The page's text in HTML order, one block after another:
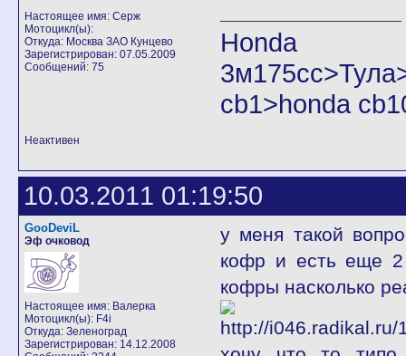
Настоящее имя: Серж
Мотоцикл(ы):
Откуда: Москва ЗАО Кунцево
Зарегистрирован: 07.05.2009
Сообщений: 75
cb1>honda
Неактивен
10.03.2011 01:19:50
GooDeviL
Эф очковод
Настоящее имя: Валерка
Мотоцикл(ы): F4i
Откуда: Зеленоград
Зарегистрирован: 14.12.2008
у меня такой
кофр и есть еще 2
кофры насколько